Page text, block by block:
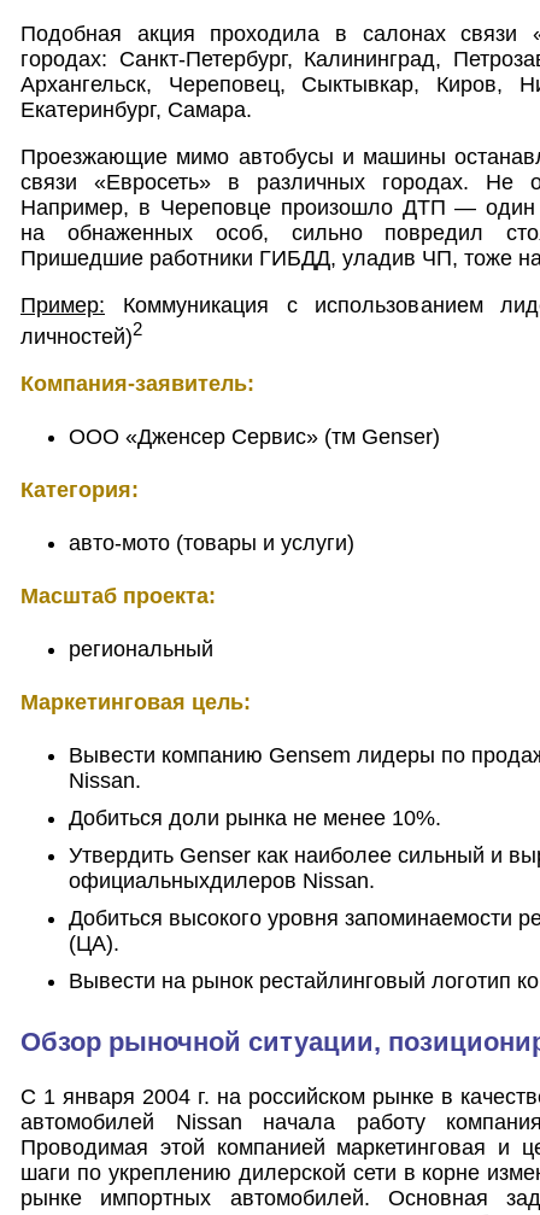
Подобная акция проходила в салонах связи
городах: Санкт-Петербург, Калининград,
Архангельск, Череповец, Сыктывкар, Киров,
Екатеринбург, Самара.
Проезжающие мимо автобусы и машины
связи «Евросеть» в различных городах. Не
Например, в Череповце произошло ДТП — один
на обнаженных особ, сильно повредил
Пришедшие работники ГИБДД, уладив ЧП, тоже
Пример: Коммуникация с использованием
личностей)2
Компания-заявитель:
ООО «Дженсер Сервис» (тм Genser)
Категория:
авто-мото (товары и услуги)
Масштаб проекта:
региональный
Маркетинговая цель:
Вывести компанию Gensem лидеры по
Nissan.
Добиться доли рынка не менее 10%.
Утвердить Genser как наиболее сильный и
официальныхдилеров Nissan.
Добиться высокого уровня запоминаемости
(ЦА).
Вывести на рынок рестайлинговый логотип
Обзор рыночной ситуации,
С 1 января 2004 г. на российском рынке в
автомобилей Nissan начала работу
Проводимая этой компанией маркетинговая и
шаги по укреплению дилерской сети в корне
рынке импортных автомобилей. Основная